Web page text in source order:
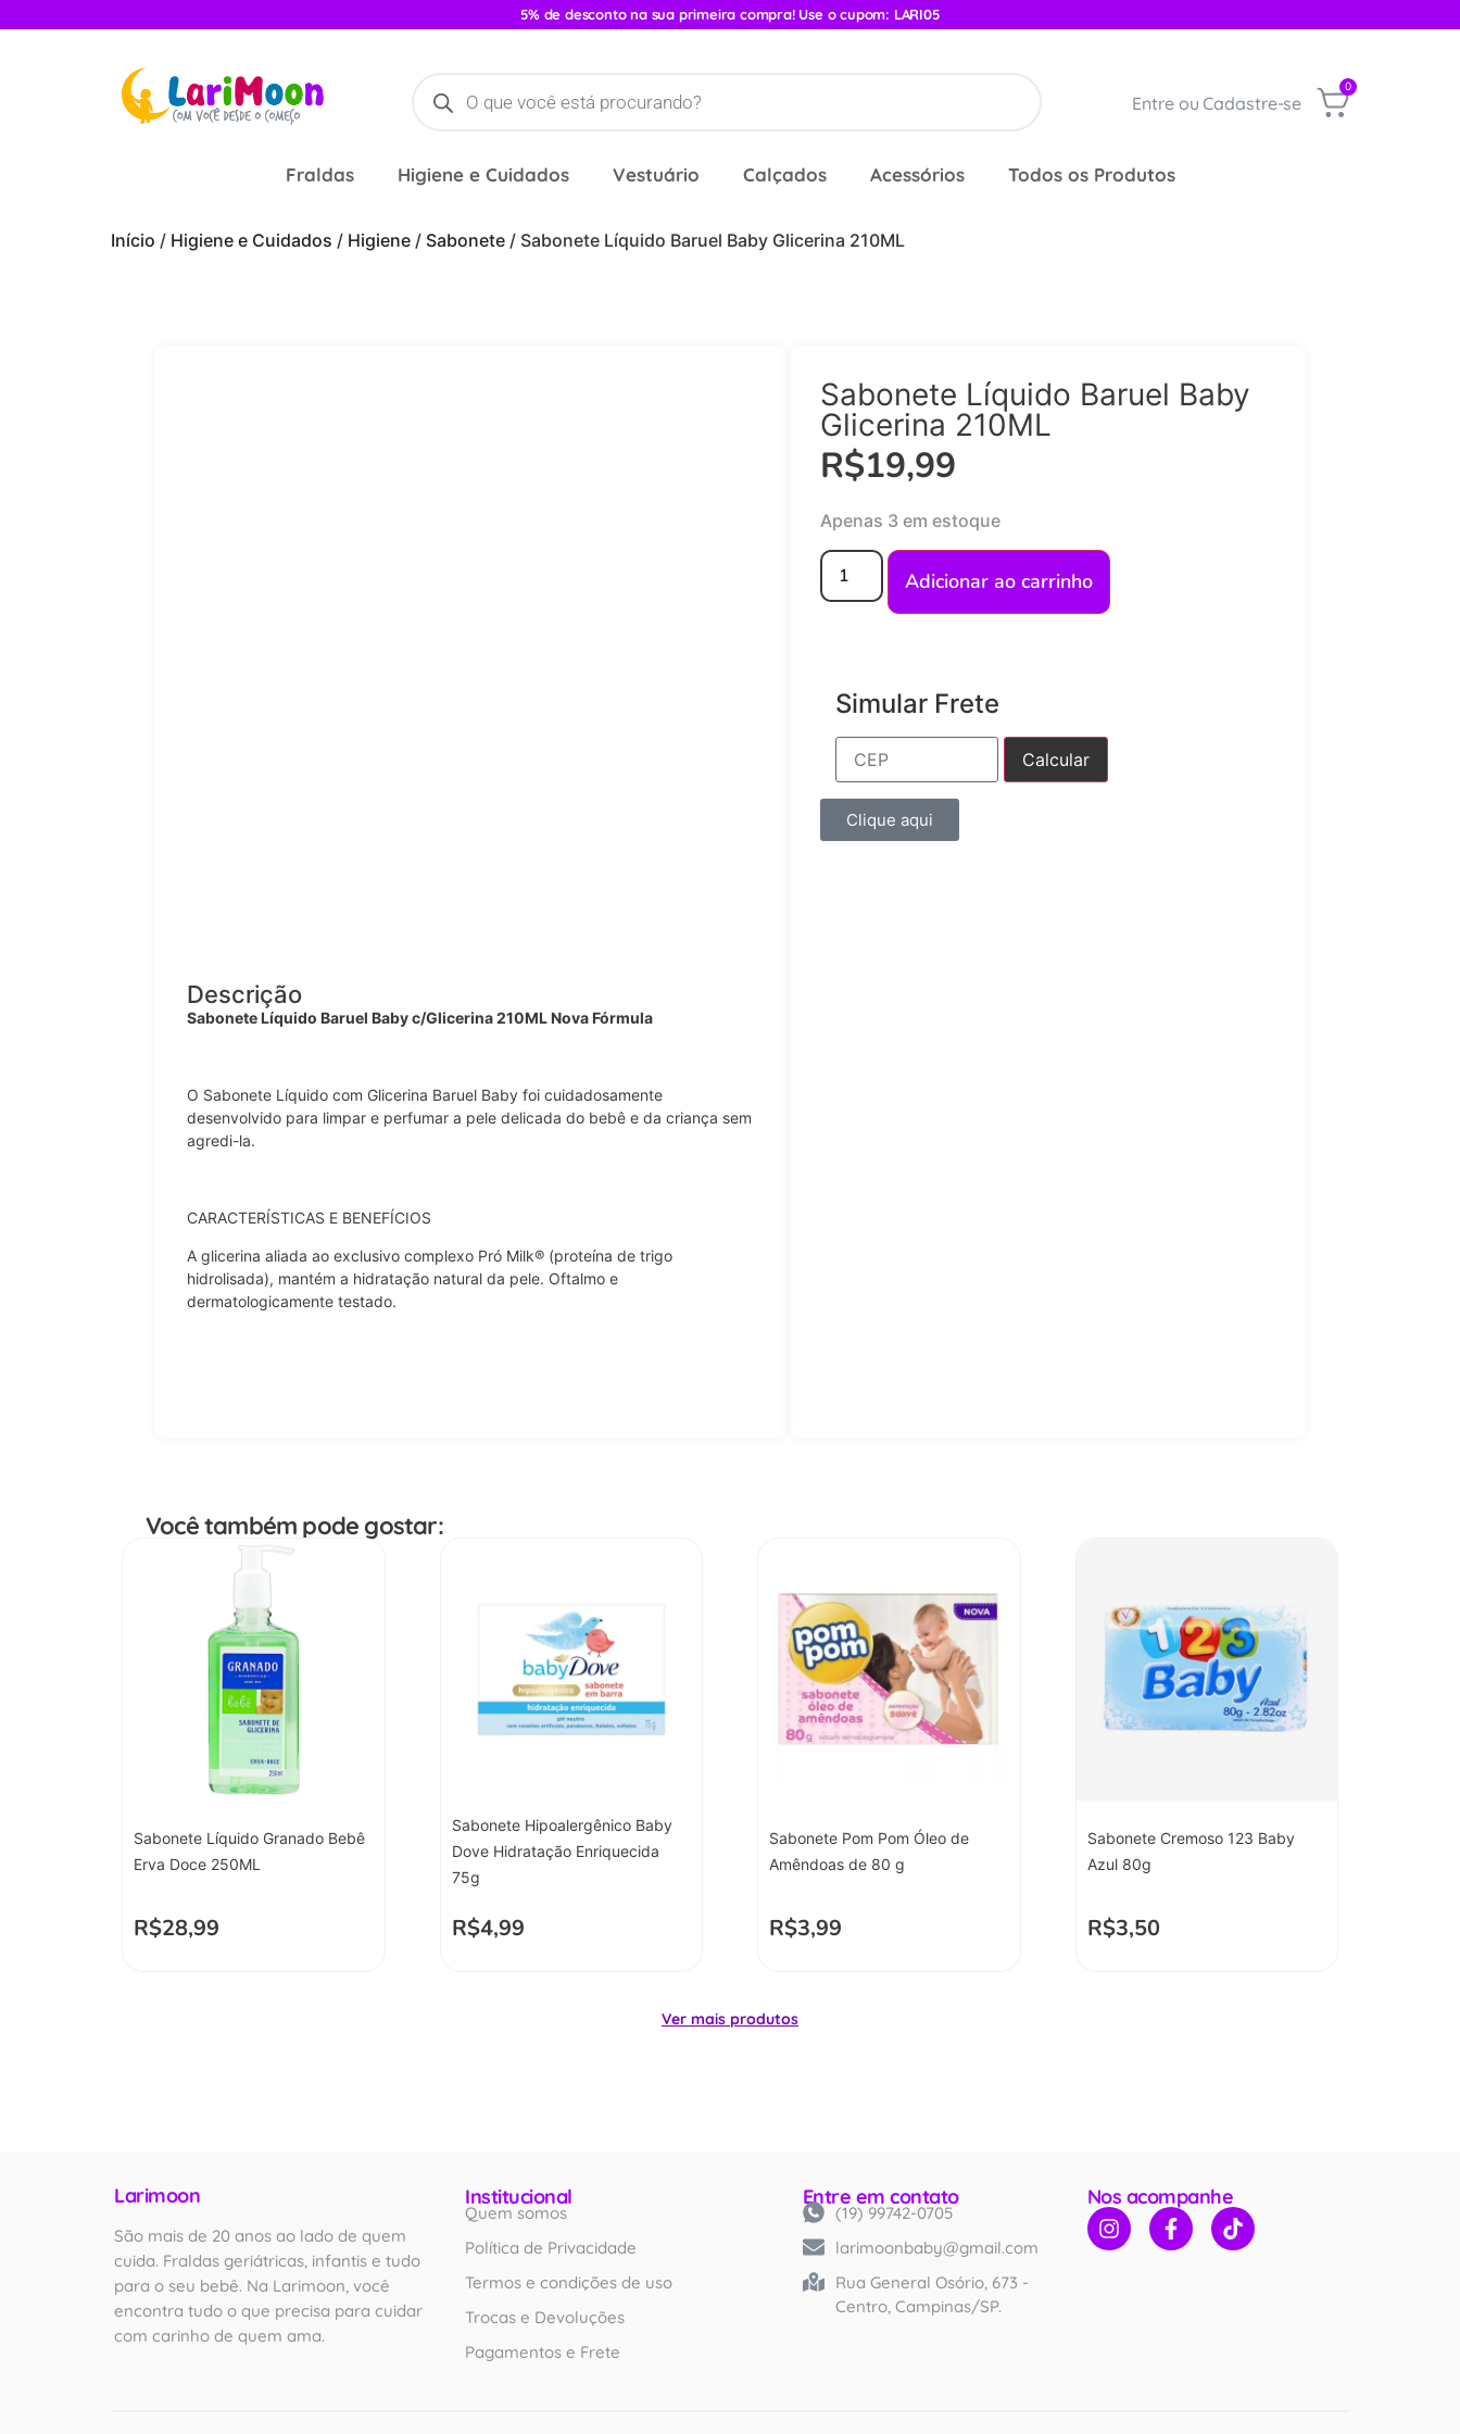
5% de desconto na sua primeira compra! Use o cupom: LARI05
Entre ou Cadastre-se
0
Fraldas Higiene e Cuidados Vestuário Calçados Acessórios Todos os Produtos
Início / Higiene e Cuidados / Higiene / Sabonete / Sabonete Líquido Baruel Baby Glicerina 210ML
Descrição
Sabonete Líquido Baruel Baby c/Glicerina 210ML Nova Fórmula
O Sabonete Líquido com Glicerina Baruel Baby foi cuidadosamente
desenvolvido para limpar e perfumar a pele delicada do bebê e da criança sem
agredi-la.
CARACTERÍSTICAS E BENEFÍCIOS
A glicerina aliada ao exclusivo complexo Pró Milk® (proteína de trigo
hidrolisada), mantém a hidratação natural da pele. Oftalmo e
dermatologicamente testado.
Sabonete Líquido Baruel Baby
Glicerina 210ML
R$19,99
Apenas 3 em estoque
Adicionar ao carrinho
Simular Frete
Calcular
Clique aqui
Você também pode gostar:
Sabonete Líquido Granado Bebê
Erva Doce 250ML
R$28,99
Sabonete Hipoalergênico Baby
Dove Hidratação Enriquecida
75g
R$4,99
Sabonete Pom Pom Óleo de
Amêndoas de 80 g
R$3,99
Sabonete Cremoso 123 Baby
Azul 80g
R$3,50
Ver mais produtos
Larimoon
São mais de 20 anos ao lado de quem
cuida. Fraldas geriátricas, infantis e tudo
para o seu bebê. Na Larimoon, você
encontra tudo o que precisa para cuidar
com carinho de quem ama.
Institucional
Quem somos
Política de Privacidade
Termos e condições de uso
Trocas e Devoluções
Pagamentos e Frete
Entre em contato
(19) 99742-0705
larimoonbaby@gmail.com
Rua General Osório, 673 -
Centro, Campinas/SP.
Nos acompanhe